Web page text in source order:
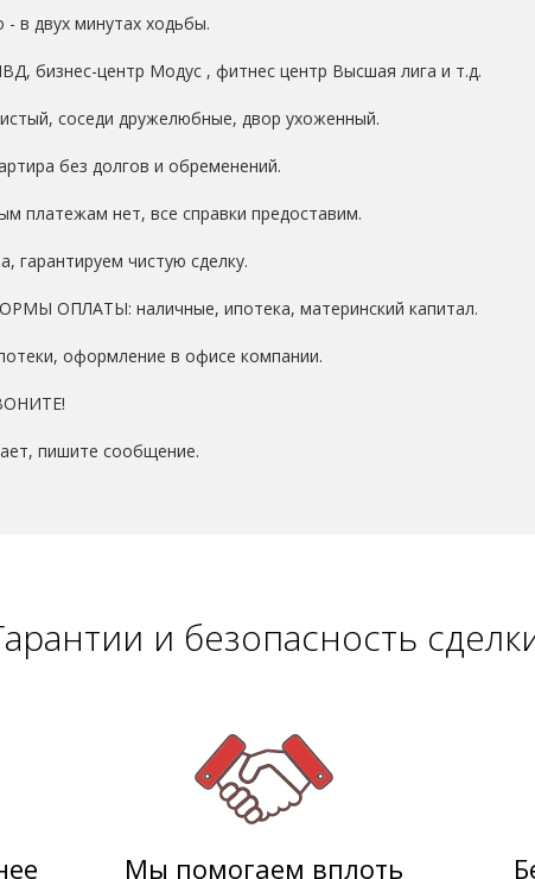
в двух минутах ходьбы.
бизнес-центр Модус , фитнес центр Высшая лига и т.д.
соседи дружелюбные, двор ухоженный.
без долгов и обременений.
платежам нет, все справки предоставим.
гарантируем чистую сделку.
ОПЛАТЫ: наличные, ипотека, материнский капитал.
оформление в офисе компании.
пишите сообщение.
и безопасность
Мы помогаем вплоть